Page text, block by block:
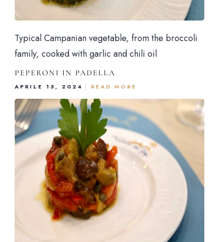
Typical Campanian vegetable, from the broccoli
family, cooked with garlic and chili oil
PEPERONI IN PADELLA
APRILE 13, 2024 READ MORE